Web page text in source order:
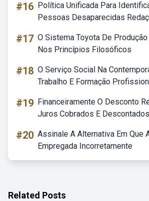
#16 Política Unificada Para
Pessoas Desaparecidas
#17 O Sistema Toyota De
Nos Princípios Filosóficos
#18 O Serviço Social Na
Trabalho E Formação
#19 Financeiramente O Desconto
Juros Cobrados E Descontados
#20 Assinale A Alternativa Em Que
Empregada Incorretamente
Related Posts